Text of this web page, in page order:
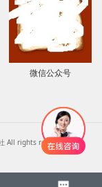
微信公众号
社 All rights reserved.